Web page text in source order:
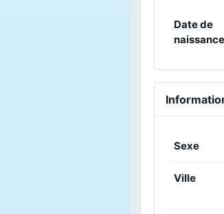
Date de
naissance
Sexe
Ville